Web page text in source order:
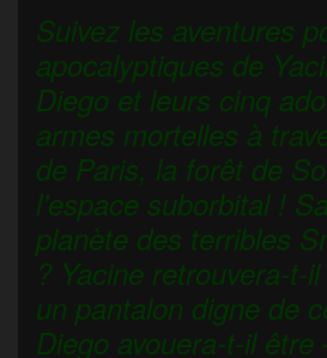
Suivez les aventures
apocalyptiques de
Diego et leurs cinq
armes mortelles à
de Paris, la forêt de
l’espace suborbital !
planète des terribles
? Yacine retrouvera-t-
un pantalon digne de
Diego avouera-t-il